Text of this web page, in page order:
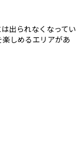
出られなくなってい
しめるエリアがあ